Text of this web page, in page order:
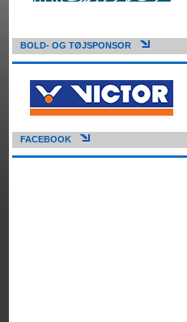
BOLD- OG TØJSPONSOR
FACEBOOK